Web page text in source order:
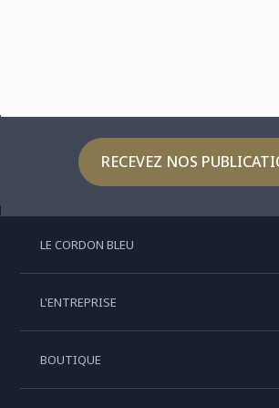
RECEVEZ NOS
LE CORDON BLEU
L'ENTREPRISE
BOUTIQUE